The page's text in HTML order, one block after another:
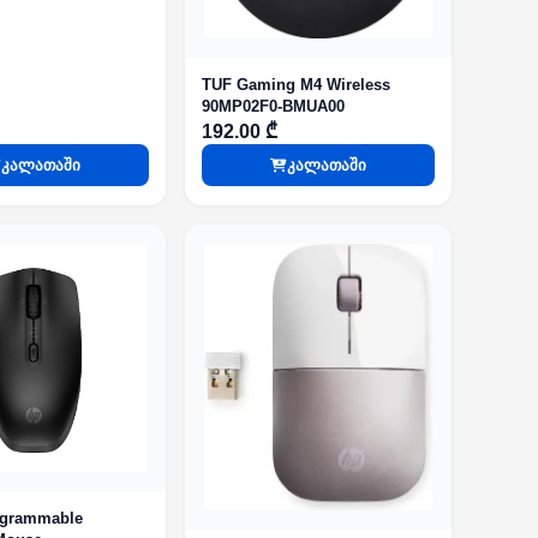
კალათაში
TUF Gaming M4 Wireless
90MP02F0-BMUA00
192.00 ₾
კალათაში